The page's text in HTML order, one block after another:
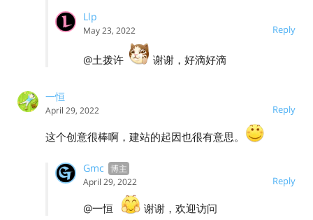
Llp
Reply
May 23, 2022
@土拨许 谢谢，好滴好滴
一恒
Reply
April 29, 2022
这个创意很棒啊，建站的起因也很有意思。
Gmc
Reply
April 29, 2022
@一恒 谢谢，欢迎访问